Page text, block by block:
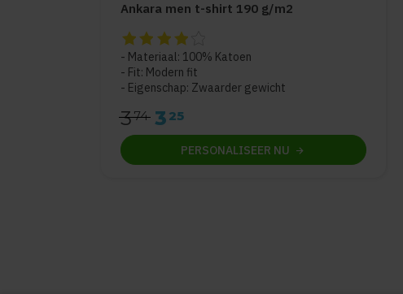
Ankara men t-shirt 190 g/m2
De beoordeling van dit product is
Materiaal: 100% Katoen
Fit: Modern fit
Eigenschap: Zwaarder gewicht
374 3 25
PERSONALISEER NU